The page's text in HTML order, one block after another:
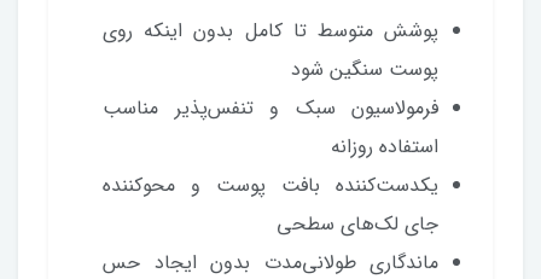
پوشش متوسط تا کامل بدون اینکه روی
پوست سنگین شود
فرمولاسیون سبک و تنفس‌پذیر مناسب
استفاده روزانه
یکدست‌کننده بافت پوست و محوکننده
جای لک‌های سطحی
ماندگاری طولانی‌مدت بدون ایجاد حس